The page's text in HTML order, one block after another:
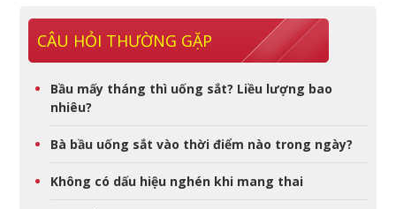
CÂU HỎI THƯỜNG GẶP
Bầu mấy tháng thì uống sắt? Liều lượng bao
nhiêu?
Bà bầu uống sắt vào thời điểm nào trong ngày?
Không có dấu hiệu nghén khi mang thai